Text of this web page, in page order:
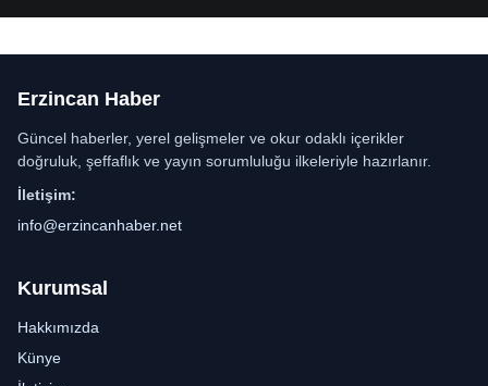
Erzincan Haber
Güncel haberler, yerel gelişmeler ve okur odaklı içerikler
doğruluk, şeffaflık ve yayın sorumluluğu ilkeleriyle hazırlanır.
İletişim:
info@erzincanhaber.net
Kurumsal
Hakkımızda
Künye